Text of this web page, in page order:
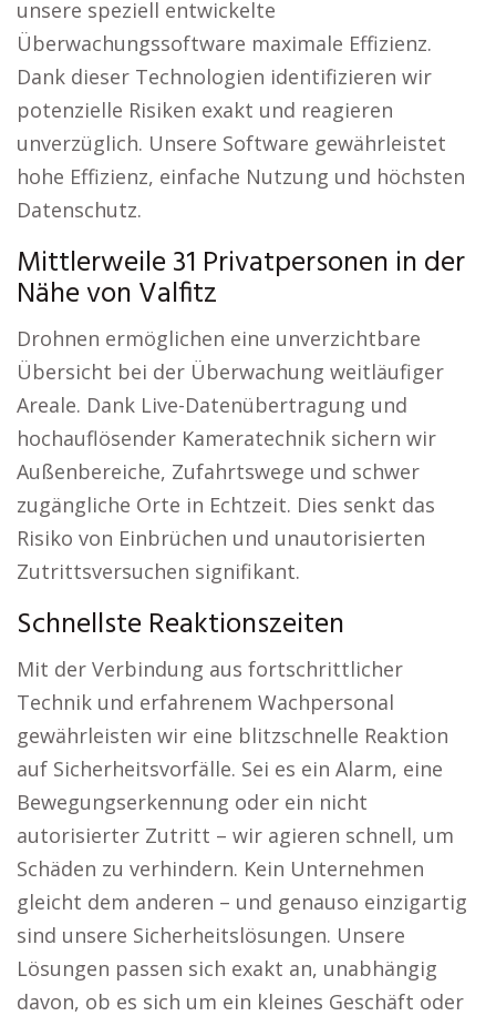
unsere speziell entwickelte
Überwachungssoftware maximale Effizienz.
Dank dieser Technologien identifizieren wir
potenzielle Risiken exakt und reagieren
unverzüglich. Unsere Software gewährleistet
hohe Effizienz, einfache Nutzung und höchsten
Datenschutz.
Mittlerweile 31 Privatpersonen in der
Nähe von Valfitz
Drohnen ermöglichen eine unverzichtbare
Übersicht bei der Überwachung weitläufiger
Areale. Dank Live-Datenübertragung und
hochauflösender Kameratechnik sichern wir
Außenbereiche, Zufahrtswege und schwer
zugängliche Orte in Echtzeit. Dies senkt das
Risiko von Einbrüchen und unautorisierten
Zutrittsversuchen signifikant.
Schnellste Reaktionszeiten
Mit der Verbindung aus fortschrittlicher
Technik und erfahrenem Wachpersonal
gewährleisten wir eine blitzschnelle Reaktion
auf Sicherheitsvorfälle. Sei es ein Alarm, eine
Bewegungserkennung oder ein nicht
autorisierter Zutritt – wir agieren schnell, um
Schäden zu verhindern. Kein Unternehmen
gleicht dem anderen – und genauso einzigartig
sind unsere Sicherheitslösungen. Unsere
Lösungen passen sich exakt an, unabhängig
davon, ob es sich um ein kleines Geschäft oder